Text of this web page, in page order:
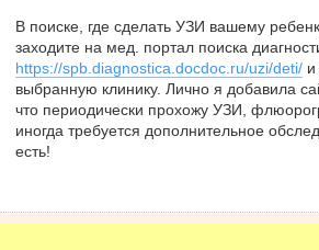
В поиске, где сделать УЗИ вашему
заходите на мед. портал поиска
https://spb.diagnostica.docdoc.ru/uzi/deti/ и
выбранную клинику. Лично я добавила
что периодически прохожу УЗИ,
иногда требуется дополнительное
есть!